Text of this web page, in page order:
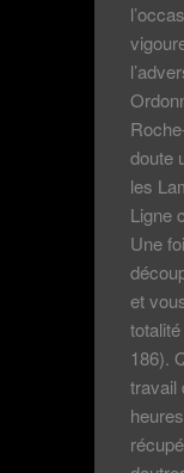
doute
les
Ligne
Une
et
186).
travail